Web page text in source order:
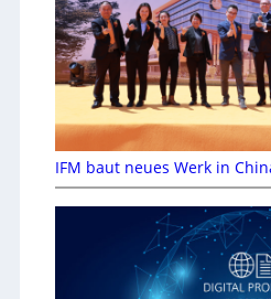
IFM baut neues Werk in